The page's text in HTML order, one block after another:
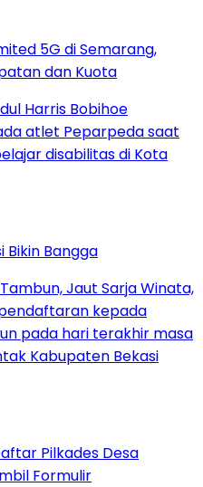
5G di Semarang,
dan Kuota
Bangga
Pilkades Desa
Formulir